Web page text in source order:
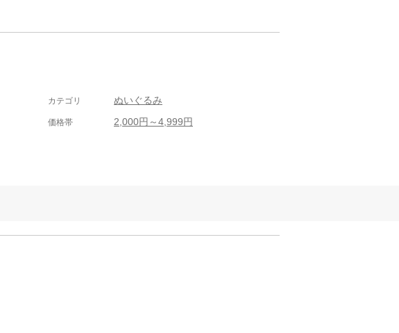
カテゴリ ぬいぐるみ
価格帯 2,000円～4,999円